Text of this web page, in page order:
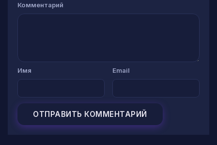
Комментарий
Имя Email